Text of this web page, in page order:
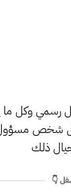
رسمي وكل ما
شخص
ذلك
👇